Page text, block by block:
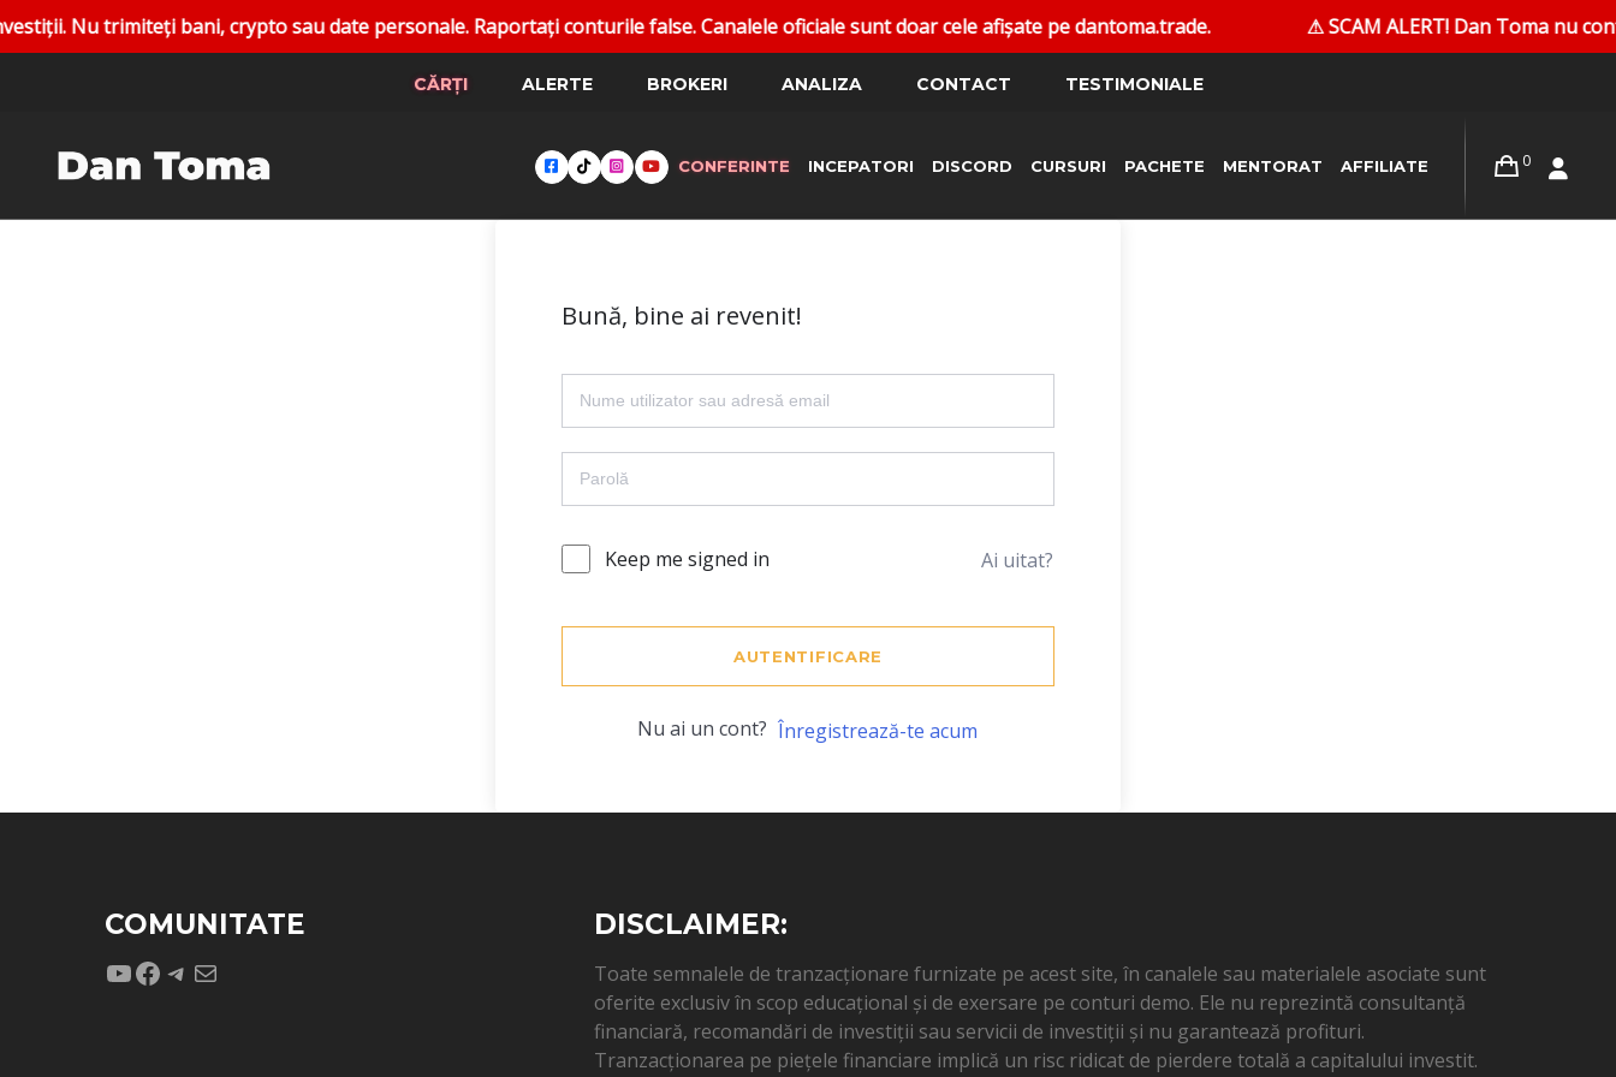
Nu trimiteți bani, crypto sau date personale. Raportați conturile false. Canalele oficiale sunt doar cele afișate pe dantoma.trade. ⚠ SCAM ALERT! Dan Toma nu
CĂRȚI ALERTE BROKERI ANALIZA CONTACT TESTIMONIALE
0
CONFERINTE INCEPATORI DISCORD CURSURI PACHETE MENTORAT AFFILIATE
Bună, bine ai revenit!
Keep me signed in Ai uitat?
AUTENTIFICARE
Nu ai un cont? Înregistrează-te acum
COMUNITATE
YouTube
Facebook
Telegram
Mail
DISCLAIMER:
Toate semnalele de tranzacționare furnizate pe acest site, în canalele sau materialele asociate sunt
oferite exclusiv în scop educațional și de exersare pe conturi demo. Ele nu reprezintă consultanță
financiară, recomandări de investiții sau servicii de investiții și nu garantează profituri.
Tranzacționarea pe piețele financiare implică un risc ridicat de pierdere totală a capitalului investit.